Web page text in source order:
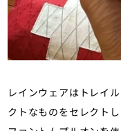
レインウェアはトレイ
クトなものをセレクト